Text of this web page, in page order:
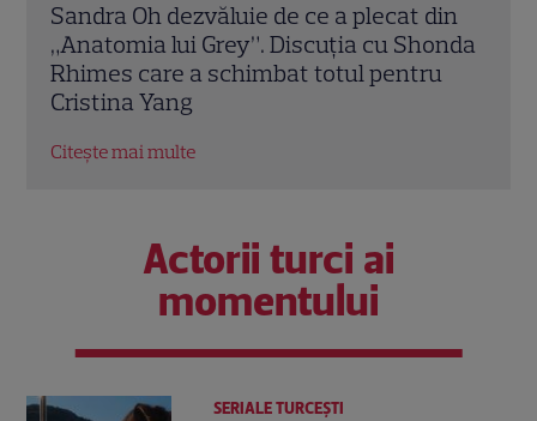
Marvel are un nou Black Panther. David
Jonsson preia moștenirea lui Chadwick
Boseman
Actorii turci ai
momentului
SERIALE TURCEŞTI